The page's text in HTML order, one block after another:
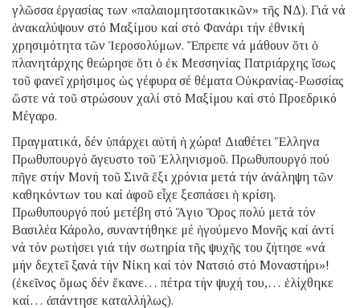
γλῶσσα ἐργασίας των «παλαιομητσοτακικῶν» τῆς ΝΔ). Γιά νά
ἀνακαλύψουν στό Μαξίμου καί στό Φανάρι τήν ἐθνική
χρησιμότητα τῶν Ἰεροσολύμων. Ἔπρεπε νά μάθουν ὅτι ὁ
πλανητάρχης θεώρησε ὅτι ὁ ἐκ Μεσσηνίας Πατριάρχης ἴσως
τοῦ φανεῖ χρήσιμος ὡς γέφυρα σέ θέματα Οὐκρανίας-Ρωσσίας
ὥστε νά τοῦ στρώσουν χαλί στό Μαξίμου καί στό Προεδρικό
Μέγαρο.
Πραγματικά, δέν ὑπάρχει αὐτή ἡ χώρα! Διαθέτει Ἕλληνα
Πρωθυπουργό ἄγευστο τοῦ Ἑλληνισμοῦ. Πρωθυπουργό πού
πῆγε στήν Μονή τοῦ Σινᾶ ἕξι χρόνια μετά τήν ἀνάληψη τῶν
καθηκόντων του καί ἀφοῦ εἶχε ξεσπάσει ἡ κρίση.
Πρωθυπουργό πού μετέβη στό Ἅγιο Ὅρος πολύ μετά τόν
Βασιλέα Κάρολο, συναντήθηκε μέ ἡγούμενο Μονῆς καί ἀντί
νά τόν ρωτήσει γιά τήν σωτηρία τῆς ψυχῆς του ζήτησε «νά
μήν δεχτεῖ ξανά τήν Νίκη καί τόν Νατσιό στό Μοναστήρι»!
(ἐκεῖνος ὅμως δέν ἔκανε… πέτρα τήν ψυχή του,… ἑλίχθηκε
καί… ἀπάντησε καταλλήλως).